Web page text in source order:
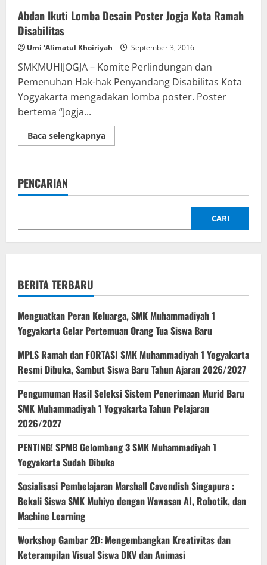
Abdan Ikuti Lomba Desain Poster Jogja Kota Ramah
Disabilitas
Umi 'Alimatul Khoiriyah September 3, 2016
SMKMUHIJOGJA – Komite Perlindungan dan
Pemenuhan Hak-hak Penyandang Disabilitas Kota
Yogyakarta mengadakan lomba poster. Poster
bertema “Jogja...
Baca selengkapnyaRead
more
Poster
Kota
Disabilitas
PENCARIAN
CARI
BERITA TERBARU
Menguatkan Peran Keluarga, SMK Muhammadiyah 1
Yogyakarta Gelar Pertemuan Orang Tua Siswa Baru
MPLS Ramah dan FORTASI SMK Muhammadiyah 1 Yogyakarta
Resmi Dibuka, Sambut Siswa Baru Tahun Ajaran 2026/2027
Pengumuman Hasil Seleksi Sistem Penerimaan Murid Baru
SMK Muhammadiyah 1 Yogyakarta Tahun Pelajaran
2026/2027
PENTING! SPMB Gelombang 3 SMK Muhammadiyah 1
Yogyakarta Sudah Dibuka
Sosialisasi Pembelajaran Marshall Cavendish Singapura :
Bekali Siswa SMK Muhiyo dengan Wawasan AI, Robotik, dan
Machine Learning
Workshop Gambar 2D: Mengembangkan Kreativitas dan
Keterampilan Visual Siswa DKV dan Animasi